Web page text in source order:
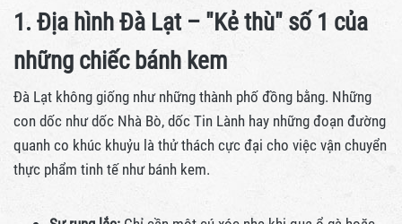
1. Địa hình Đà Lạt – "Kẻ thù" số 1 của
những chiếc bánh kem
Đà Lạt không giống như những thành phố đồng bằng. Những
con dốc như dốc Nhà Bò, dốc Tin Lành hay những đoạn đường
quanh co khúc khuỷu là thử thách cực đại cho việc vận chuyển
thực phẩm tinh tế như bánh kem.